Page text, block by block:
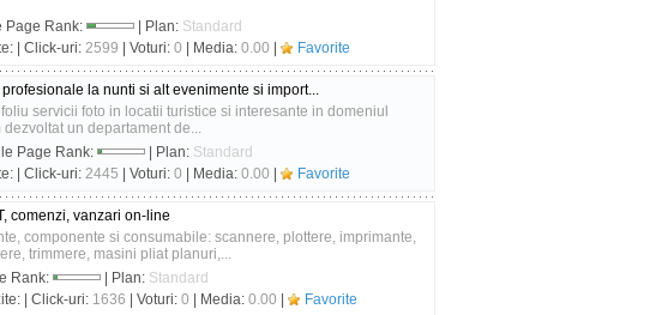
Page Rank: | Plan: Standard
| Click-uri: 2599 | Voturi: 0 | Media: 0.00 Favorite
la nunti si alt evenimente si import...
servicii foto in locatii turistice si interesante in domeniul
un departament de...
Page Rank: | Plan: Standard
| Click-uri: 2445 | Voturi: 0 | Media: 0.00 Favorite
comenzi, vanzari on-line
componente si consumabile: scannere, plottere, imprimante,
trimmere, masini pliat planuri,...
Rank: | Plan: Standard
| Click-uri: 1636 | Voturi: 0 | Media: 0.00 Favorite